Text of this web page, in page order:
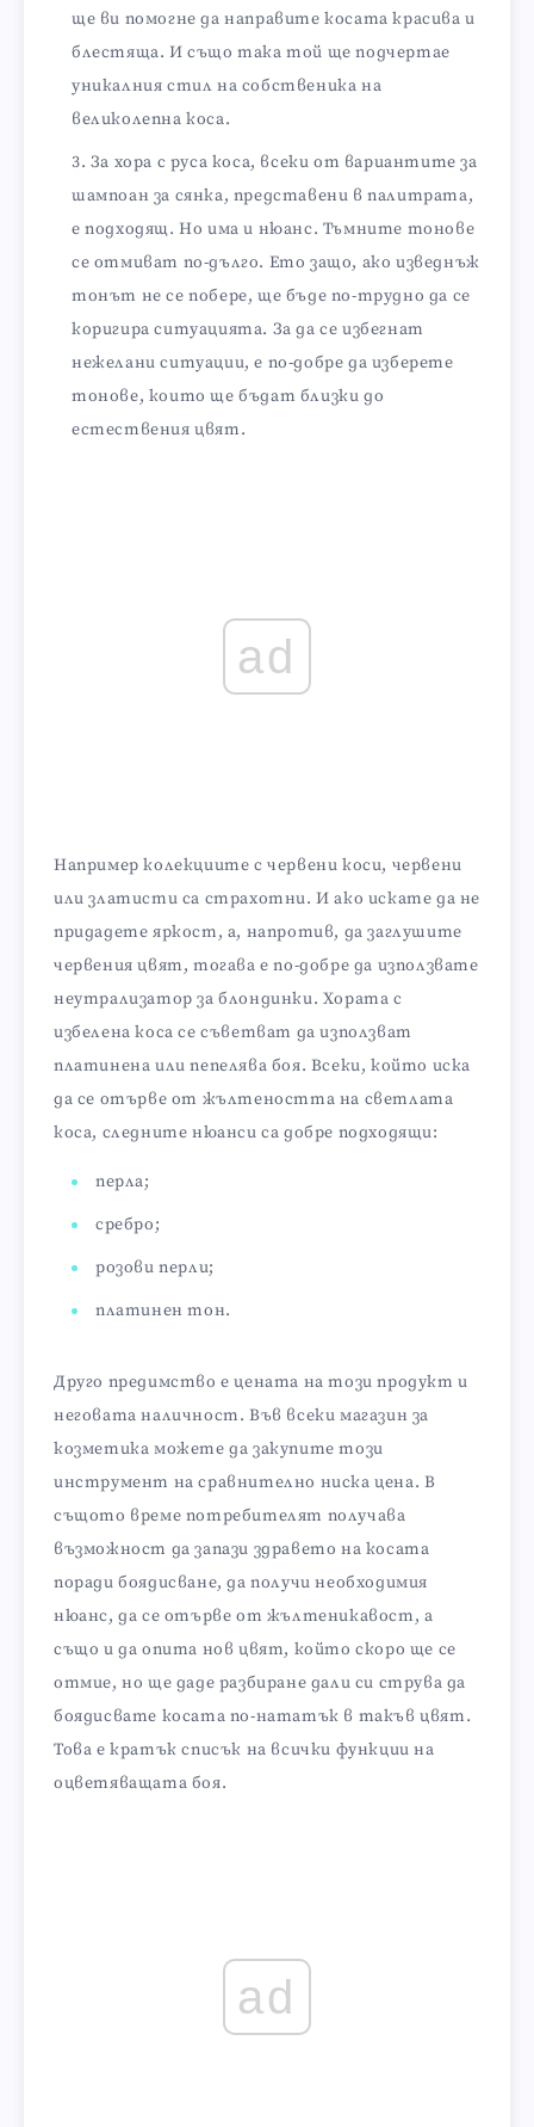
ще ви помогне да направите косата красива и
блестяща. И също така той ще подчертае
уникалния стил на собственика на
великолепна коса.
За хора с руса коса, всеки от вариантите за
шампоан за сянка, представени в палитрата,
е подходящ. Но има и нюанс. Тъмните тонове
се отмиват по-дълго. Ето защо, ако изведнъж
тонът не се побере, ще бъде по-трудно да се
коригира ситуацията. За да се избегнат
нежелани ситуации, е по-добре да изберете
тонове, които ще бъдат близки до
естествения цвят.
ad
Например колекциите с червени коси, червени
или златисти са страхотни. И ако искате да не
придадете яркост, а, напротив, да заглушите
червения цвят, тогава е по-добре да използвате
неутрализатор за блондинки. Хората с
избелена коса се съветват да използват
платинена или пепелява боя. Всеки, който иска
да се отърве от жълтеността на светлата
коса, следните нюанси са добре подходящи:
перла;
сребро;
розови перли;
платинен тон.
Друго предимство е цената на този продукт и
неговата наличност. Във всеки магазин за
козметика можете да закупите този
инструмент на сравнително ниска цена. В
същото време потребителят получава
възможност да запази здравето на косата
поради боядисване, да получи необходимия
нюанс, да се отърве от жълтеникавост, а
също и да опита нов цвят, който скоро ще се
отмие, но ще даде разбиране дали си струва да
боядисвате косата по-нататък в такъв цвят.
Това е кратък списък на всички функции на
оцветяващата боя.
ad